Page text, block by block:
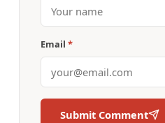
Email *
Submit Comment